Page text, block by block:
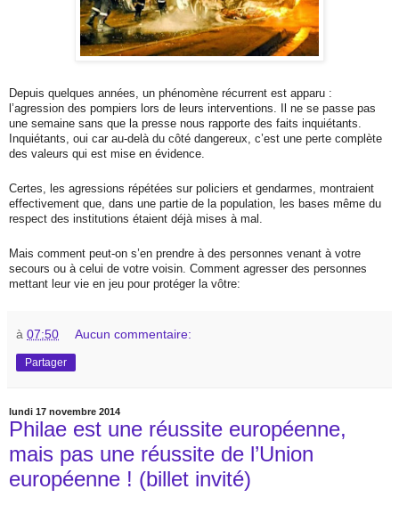
Depuis quelques années, un phénomène récurrent est apparu :
l’agression des pompiers lors de leurs interventions. Il ne se passe pas
une semaine sans que la presse nous rapporte des faits inquiétants.
Inquiétants, oui car au-delà du côté dangereux, c’est une perte complète
des valeurs qui est mise en évidence.
Certes, les agressions répétées sur policiers et gendarmes, montraient
effectivement que, dans une partie de la population, les bases même du
respect des institutions étaient déjà mises à mal.
Mais comment peut-on s’en prendre à des personnes venant à votre
secours ou à celui de votre voisin. Comment agresser des personnes
mettant leur vie en jeu pour protéger la vôtre:
à 07:50 Aucun commentaire:
Partager
lundi 17 novembre 2014
Philae est une réussite européenne,
mais pas une réussite de l’Union
européenne ! (billet invité)